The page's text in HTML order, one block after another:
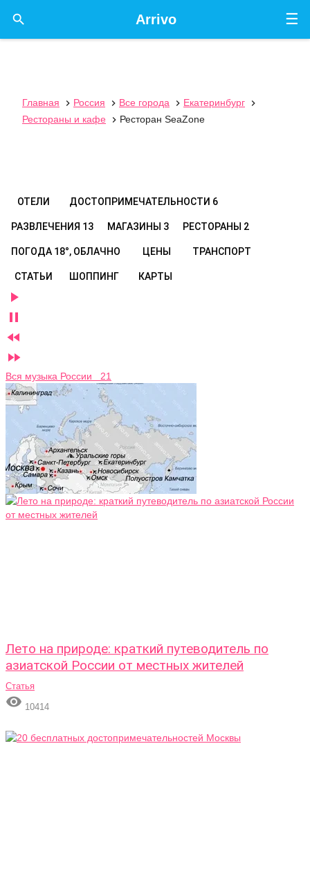
☰
Arrivo

Главная  Россия  Все города  Екатеринбург

Рестораны и кафе
 Ресторан SeaZone
ОТЕЛИ ДОСТОПРИМЕЧАТЕЛЬНОСТИ 6
РАЗВЛЕЧЕНИЯ 13 МАГАЗИНЫ 3 РЕСТОРАНЫ 2
ПОГОДА 18°, ОБЛАЧНО ЦЕНЫ ТРАНСПОРТ
СТАТЬИ ШОППИНГ КАРТЫ




Вся музыка России 21
Лето на природе: краткий путеводитель по
азиатской России от местных жителей
Статья
 10414